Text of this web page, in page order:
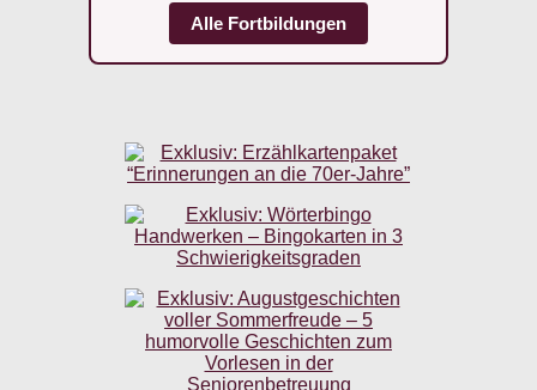
Alle Fortbildungen